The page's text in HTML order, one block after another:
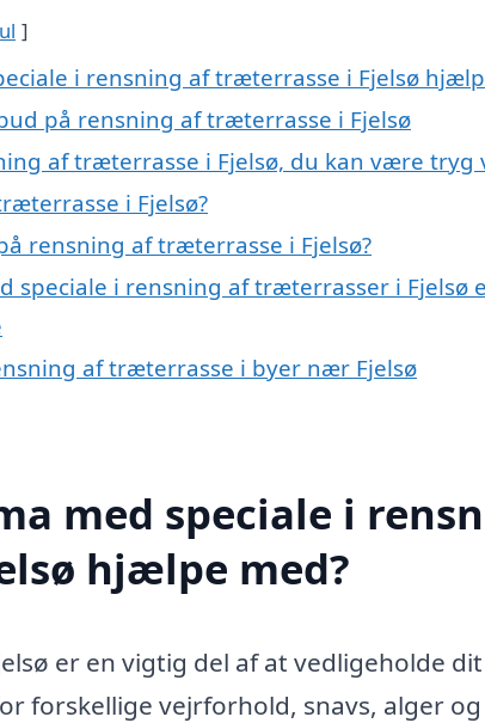
i rensning af træterrasse i Fjelsø
på rensning af træterrasse i Fjelsø
af træterrasse i Fjelsø, du kan være tryg
i Fjelsø?
rensning af træterrasse i Fjelsø?
speciale i rensning af træterrasser i Fjelsø
af træterrasse i byer nær Fjelsø
med speciale i
hjælpe med?
er en vigtig del af at vedligeholde
forskellige vejrforhold, snavs, alger